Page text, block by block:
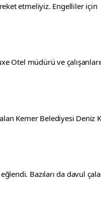
etmeliyiz. Engelliler için
Otel müdürü ve
Kemer Belediyesi Deniz
Bazıları da davul